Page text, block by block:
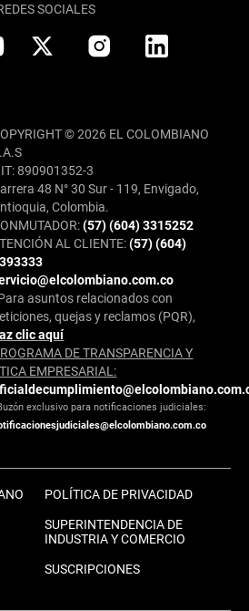
SOCIALES
© 2026 EL COLOMBIANO
890901352-3
48 N° 30 Sur - 119, Envigado,
Colombia.
(57) (604) 3315252
AL CLIENTE:(57) (604)
asuntos relacionados con
quejas y reclamos (PQR),
clic aquí
DE TRANSPARENCIA Y
EMPRESARIAL:
exclusivo para notificaciones judiciales:
POLÍTICA DE PRIVACIDAD
SUPERINTENDENCIA DE
INDUSTRIA Y COMERCIO
SUSCRIPCIONES